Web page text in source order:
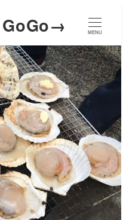
GoGo→ MENU